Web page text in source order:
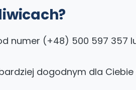
numer (+48) 500 597 357
dogodnym dla